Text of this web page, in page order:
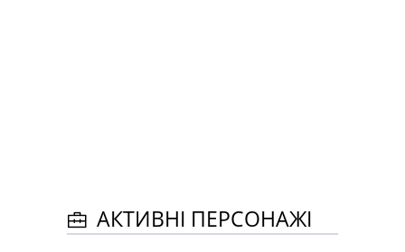
АКТИВНІ ПЕРСОНАЖІ